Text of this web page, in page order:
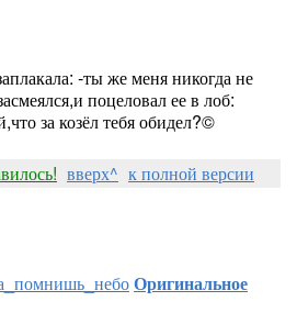
-ты же меня никогда не
поцеловал ее в лоб:
за козёл тебя обидел?©
вверх^ к полной версии
Оригинальное